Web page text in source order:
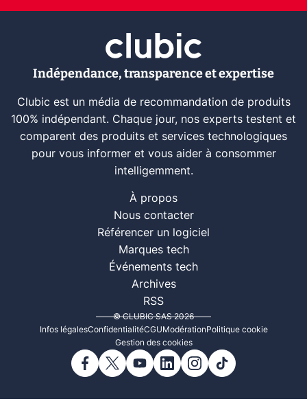
Indépendance, transparence et expertise
Clubic est un média de recommandation de produits
100% indépendant. Chaque jour, nos experts testent et
comparent des produits et services technologiques
pour vous informer et vous aider à consommer
intelligemment.
À propos
Nous contacter
Référencer un logiciel
Marques tech
Événements tech
Archives
RSS
© CLUBIC SAS 2026
Infos légalesConfidentialitéCGUModérationPolitique cookie
Gestion des cookies